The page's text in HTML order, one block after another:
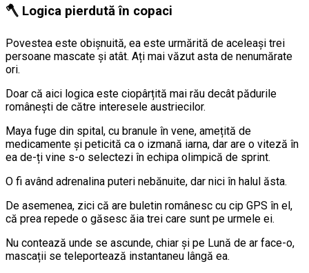
🪓 Logica pierdută în copaci
Povestea este obișnuită, ea este urmărită de aceleași trei
persoane mascate și atât. Ați mai văzut asta de nenumărate
ori.
Doar că aici logica este ciopârțită mai rău decât pădurile
românești de către interesele austriecilor.
Maya fuge din spital, cu branule în vene, amețită de
medicamente și peticită ca o izmană iarna, dar are o viteză în
ea de-ți vine s-o selectezi în echipa olimpică de sprint.
O fi având adrenalina puteri nebănuite, dar nici în halul ăsta.
De asemenea, zici că are buletin românesc cu cip GPS în el,
că prea repede o găsesc ăia trei care sunt pe urmele ei.
Nu contează unde se ascunde, chiar și pe Lună de ar face-o,
mascații se teleportează instantaneu lângă ea.